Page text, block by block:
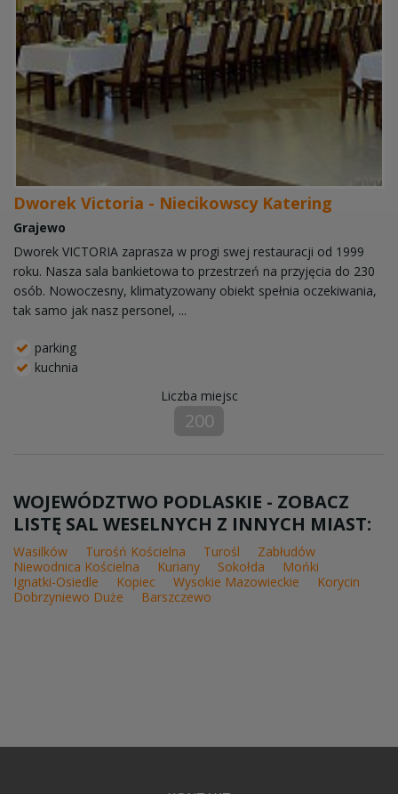
Dworek Victoria - Niecikowscy Katering
Grajewo
Dworek VICTORIA zaprasza w progi swej restauracji od 1999
roku. Nasza sala bankietowa to przestrzeń na przyjęcia do 230
osób. Nowoczesny, klimatyzowany obiekt spełnia oczekiwania,
tak samo jak nasz personel, ...
parking
kuchnia
Liczba miejsc
200
WOJEWÓDZTWO PODLASKIE - ZOBACZ
LISTĘ SAL WESELNYCH Z INNYCH MIAST:
Wasilków Turośń Kościelna Turośl
Zabłudów
Niewodnica Kościelna
Kuriany Sokołda
Mońki
Ignatki-Osiedle
Kopiec Wysokie Mazowieckie
Korycin
Dobrzyniewo Duże
Barszczewo